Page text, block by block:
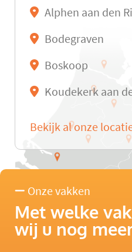
Alphen aan den
Bodegraven
Boskoop
Koudekerk aan
Bekijk al onze
Onze vakken
Met welke
wij u nog